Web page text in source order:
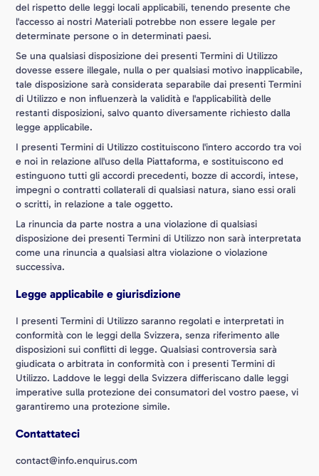
del rispetto delle leggi locali applicabili, tenendo presente che
l'accesso ai nostri Materiali potrebbe non essere legale per
determinate persone o in determinati paesi.
Se una qualsiasi disposizione dei presenti Termini di Utilizzo
dovesse essere illegale, nulla o per qualsiasi motivo inapplicabile,
tale disposizione sarà considerata separabile dai presenti Termini
di Utilizzo e non influenzerà la validità e l'applicabilità delle
restanti disposizioni, salvo quanto diversamente richiesto dalla
legge applicabile.
I presenti Termini di Utilizzo costituiscono l'intero accordo tra voi
e noi in relazione all'uso della Piattaforma, e sostituiscono ed
estinguono tutti gli accordi precedenti, bozze di accordi, intese,
impegni o contratti collaterali di qualsiasi natura, siano essi orali
o scritti, in relazione a tale oggetto.
La rinuncia da parte nostra a una violazione di qualsiasi
disposizione dei presenti Termini di Utilizzo non sarà interpretata
come una rinuncia a qualsiasi altra violazione o violazione
successiva.
Legge applicabile e giurisdizione
I presenti Termini di Utilizzo saranno regolati e interpretati in
conformità con le leggi della Svizzera, senza riferimento alle
disposizioni sui conflitti di legge. Qualsiasi controversia sarà
giudicata o arbitrata in conformità con i presenti Termini di
Utilizzo. Laddove le leggi della Svizzera differiscano dalle leggi
imperative sulla protezione dei consumatori del vostro paese, vi
garantiremo una protezione simile.
Contattateci
contact@info.enquirus.com